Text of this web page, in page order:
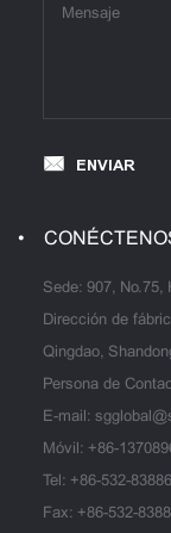
ENVIAR
Sede: 907, No.75,
Dirección de
Qingdao,
Persona de
E-mail:
Móvil: +86-
Tel: +86-532-
Fax: +86-532-